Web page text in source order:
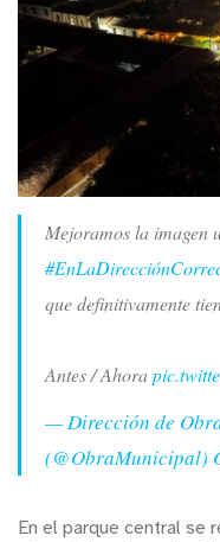
Mejoramos la imagen
que definitivamente
Antes / Ahora
— Dirección de
(@ObraMunicipal)
En el parque central se